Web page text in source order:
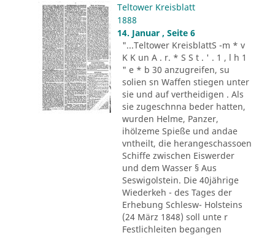
Teltower Kreisblatt
1888
14. Januar , Seite 6
"...Teltower KreisblattS -m * v
K K un A . r. * S S t . ' . 1 , l h 1
" e * b 30 anzugreifen, su
solien sn Waffen stiegen unter
sie und auf vertheidigen . Als
sie zugeschnna beder hatten,
wurden Helme, Panzer,
ihölzeme Spieße und andae
vntheilt, die herangeschassoen
Schiffe zwischen Eiswerder
und dem Wasser § Aus
Seswigolstein. Die 40jährige
Wiederkeh - des Tages der
Erhebung Schlesw- Holsteins
(24 März 1848) soll unte r
Festlichleiten begangen